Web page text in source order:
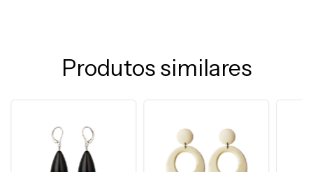
Produtos similares